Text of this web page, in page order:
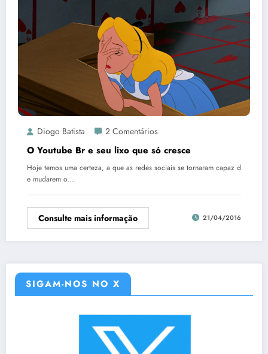
Diogo Batista 2 Comentários
O Youtube Br e seu lixo que só cresce
Hoje temos uma certeza, a que as redes sociais se tornaram capaz d
e mudarem o…
Consulte mais informação 21/04/2016
SIGAM-NOS NO X